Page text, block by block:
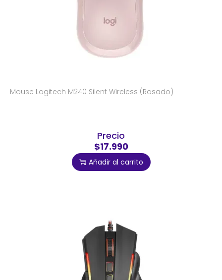
Mouse Logitech M240 Silent Wireless (Rosado)
Precio
$17.990
Añadir al carrito